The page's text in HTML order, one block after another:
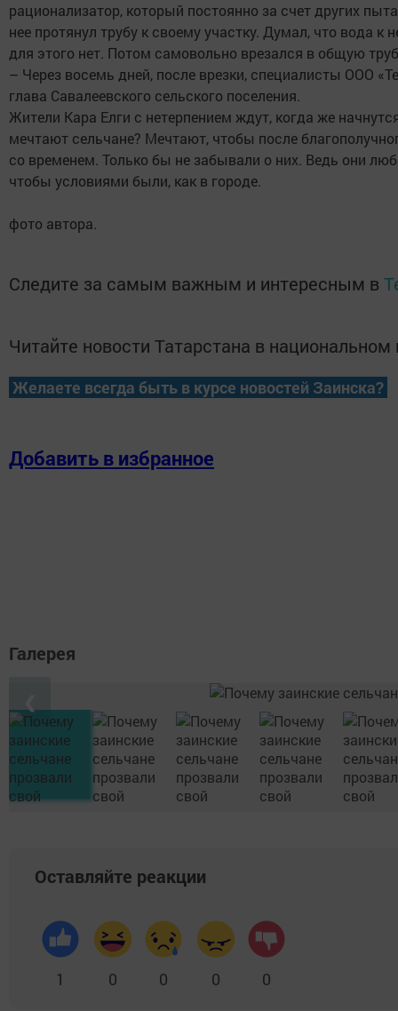
рационализатор, который постоянно за счет других
нее протянул трубу к своему участку. Думал, что вода
для этого нет. Потом самовольно врезался в общую
– Через восемь дней, после врезки, специалисты ООО
глава Савалеевского сельского поселения.
Жители Кара Елги с нетерпением ждут, когда же
мечтают сельчане? Мечтают, чтобы после
со временем. Только бы не забывали о них. Ведь они
чтобы условиями были, как в городе.
фото автора.
Следите за самым важным и интересным в
Читайте новости Татарстана в
Желаете всегда быть в курсе новостей Заинска?
Добавить в избранное
Галерея
Оставляйте реакции
1 0 0 0 0